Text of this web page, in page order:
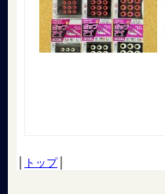
トップ│